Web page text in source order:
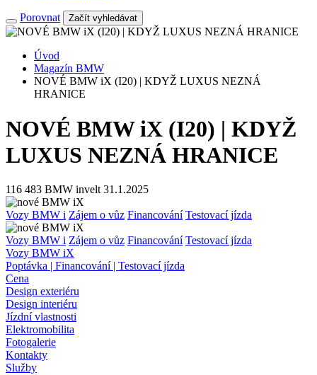
Porovnat Začít vyhledávat
Úvod
Magazín BMW
NOVÉ BMW iX (I20) | KDYŽ LUXUS NEZNÁ
HRANICE
NOVÉ BMW iX (I20) | KDYŽ
LUXUS NEZNÁ HRANICE
116 483 BMW invelt 31.1.2025
Vozy BMW i Zájem o vůz Financování Testovací jízda
Vozy BMW i Zájem o vůz Financování Testovací jízda
Vozy BMW iX
Poptávka | Financování | Testovací jízda
Cena
Design exteriéru
Design interiéru
Jízdní vlastnosti
Elektromobilita
Fotogalerie
Kontakty
Služby